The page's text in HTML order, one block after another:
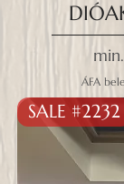
min.
ÁFA
SALE #2232